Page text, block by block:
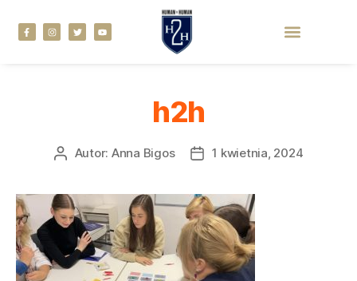
h2h
Autor: Anna Bigos 1 kwietnia, 2024